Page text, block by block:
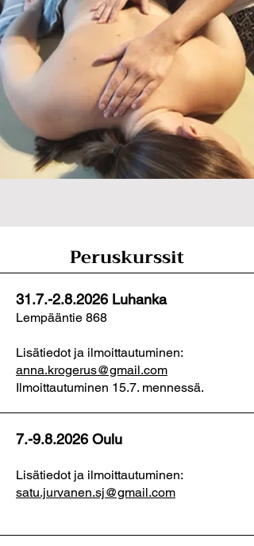
Peruskurssit
31.7.-2.8.2026 Luhanka
​Lempääntie 868
Lisätiedot ja ilmoittautuminen:
anna.krogerus@gmail.com
Ilmoittautuminen 15.7. mennessä.
7.-9.8.2026 Oulu
Lisätiedot ja ilmoittautuminen:
satu.jurvanen.sj@gmail.com